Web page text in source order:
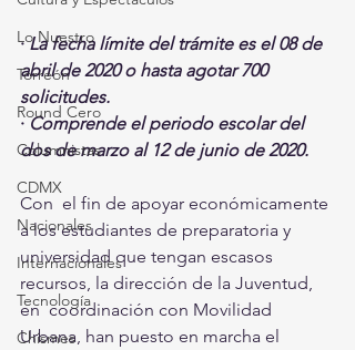
Lo Nuestro
Torreón
Round Cero
Columnistas
CDMX
Nacionales
Internacionales
Tecnología
Chismes
· La fecha límite del trámite es el 08 de
abril de 2020 o hasta agotar 700
solicitudes.
· Comprende el periodo escolar del
dos de marzo al 12 de junio de 2020.
Con  el fin de apoyar económicamente
a los estudiantes de preparatoria y
universidad que tengan escasos
recursos, la dirección de la Juventud,
en  coordinación con Movilidad
Urbana, han puesto en marcha el